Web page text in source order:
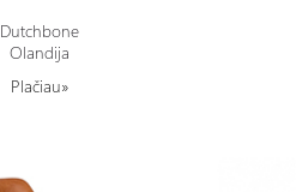
Dutchbone
Olandija
Plačiau»